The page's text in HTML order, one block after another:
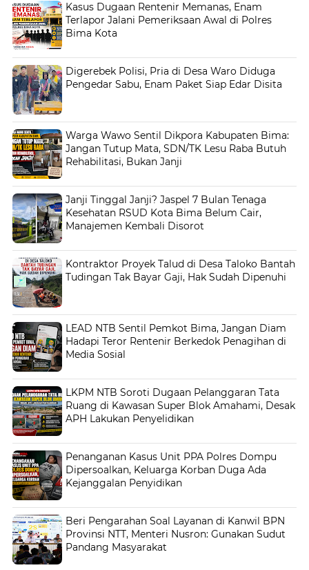
Kasus Dugaan Rentenir Memanas, Enam
Terlapor Jalani Pemeriksaan Awal di Polres
Bima Kota
Digerebek Polisi, Pria di Desa Waro Diduga
Pengedar Sabu, Enam Paket Siap Edar Disita
Warga Wawo Sentil Dikpora Kabupaten Bima:
Jangan Tutup Mata, SDN/TK Lesu Raba Butuh
Rehabilitasi, Bukan Janji
Janji Tinggal Janji? Jaspel 7 Bulan Tenaga
Kesehatan RSUD Kota Bima Belum Cair,
Manajemen Kembali Disorot
Kontraktor Proyek Talud di Desa Taloko Bantah
Tudingan Tak Bayar Gaji, Hak Sudah Dipenuhi
LEAD NTB Sentil Pemkot Bima, Jangan Diam
Hadapi Teror Rentenir Berkedok Penagihan di
Media Sosial
LKPM NTB Soroti Dugaan Pelanggaran Tata
Ruang di Kawasan Super Blok Amahami, Desak
APH Lakukan Penyelidikan
Penanganan Kasus Unit PPA Polres Dompu
Dipersoalkan, Keluarga Korban Duga Ada
Kejanggalan Penyidikan
Beri Pengarahan Soal Layanan di Kanwil BPN
Provinsi NTT, Menteri Nusron: Gunakan Sudut
Pandang Masyarakat